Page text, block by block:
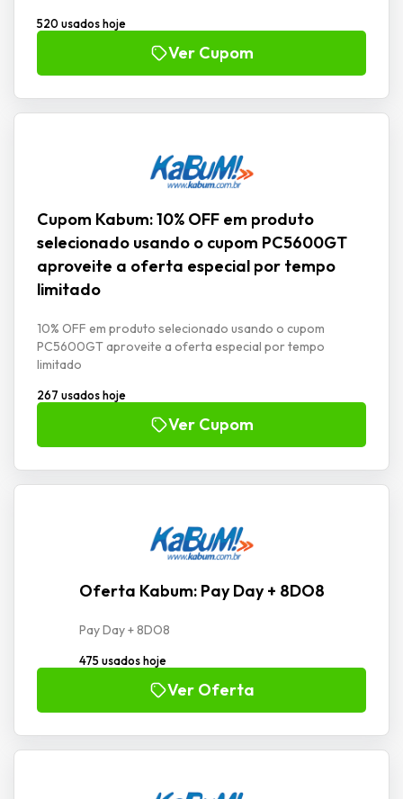
520 usados hoje
Ver Cupom
Cupom Kabum: 10% OFF em produto
selecionado usando o cupom PC5600GT
aproveite a oferta especial por tempo
limitado
10% OFF em produto selecionado usando o cupom
PC5600GT aproveite a oferta especial por tempo
limitado
267 usados hoje
Ver Cupom
Oferta Kabum: Pay Day + 8DO8
Pay Day + 8DO8
475 usados hoje
Ver Oferta